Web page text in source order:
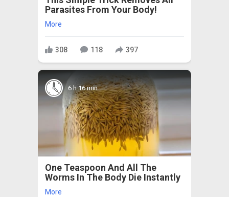
Parasites From Your Body!
More
308 118 397
6 h 16 min
One Teaspoon And All The
Worms In The Body Die Instantly
More